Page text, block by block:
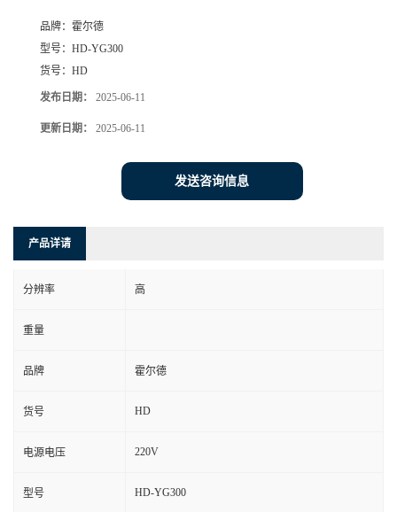
品牌： 霍尔德
型号： HD-YG300
货号： HD
发布日期： 2025-06-11
更新日期： 2025-06-11
发送咨询信息
产品详请
分辨率 高
重量
品牌 霍尔德
货号 HD
电源电压 220V
型号 HD-YG300